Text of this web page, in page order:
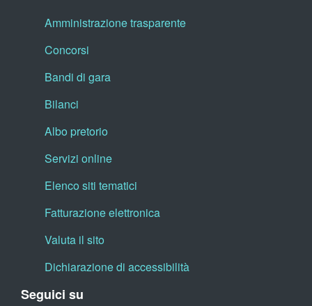
Amministrazione trasparente
Concorsi
Bandi di gara
Bilanci
Albo pretorio
Servizi online
Elenco siti tematici
Fatturazione elettronica
Valuta il sito
Dichiarazione di accessibilità
Seguici su